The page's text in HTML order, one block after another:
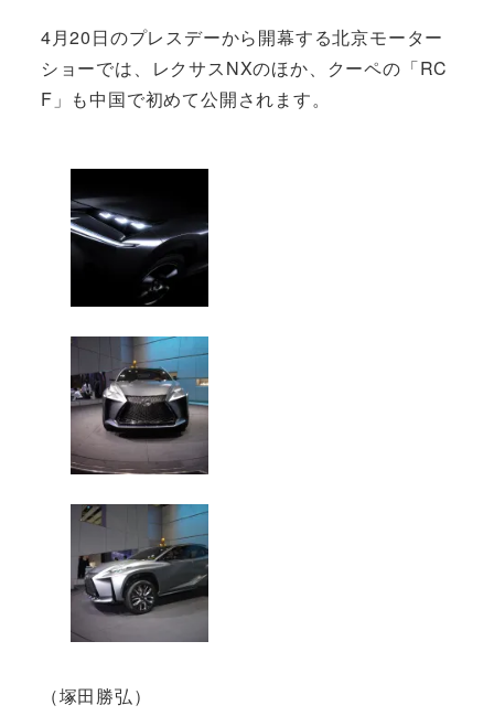
4月20日のプレスデーから開幕する北京モーター
ショーでは、レクサスNXのほか、クーペの「RC
F」も中国で初めて公開されます。
（塚田勝弘）